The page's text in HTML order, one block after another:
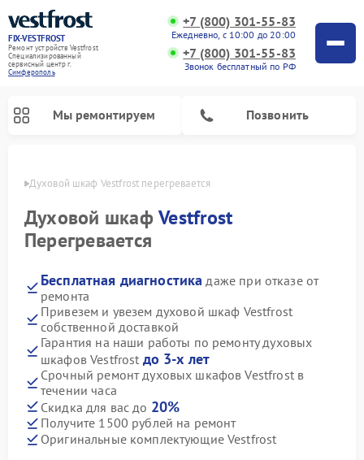
FIX-VESTFROST
Ремонт устройств Vestfrost
Специализированный
cервисный центр г.
Симферополь
+7 (800) 301-55-83
Ежедневно, с 10:00 до 20:00
+7 (800) 301-55-83
Звонок бесплатный по РФ
Мы ремонтируем Позвонить
Духовой шкаф Vestfrost перегревается
Духовой шкафVestfrost
Перегревается
Бесплатная диагностика даже при отказе от
ремонта
Привезем и увезем духовой шкаф Vestfrost
собственной доставкой
Гарантия на наши работы по ремонту духовых
шкафов Vestfrost до 3-х лет
Срочный ремонт духовых шкафов Vestfrost в
течении часа
Скидка для вас до 20%
Получите 1500 рублей на ремонт
Оригинальные комплектующие Vestfrost